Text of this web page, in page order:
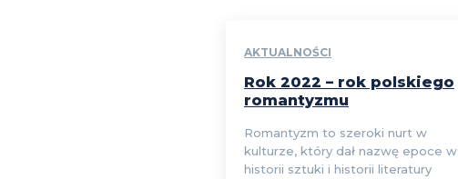
AKTUALNOŚCI
Rok 2022 – rok polskiego
romantyzmu
Romantyzm to szeroki nurt w
kulturze, który dał nazwę epoce w
historii sztuki i historii literatury